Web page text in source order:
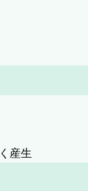
産生